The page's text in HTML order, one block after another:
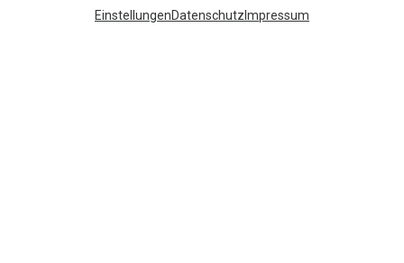
EinstellungenDatenschutz Impressum